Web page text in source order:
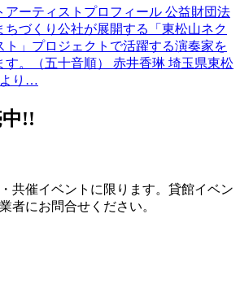
アーティストプロフィール 公益財団法
ちづくり公社が展開する「東松山ネク
ト」プロジェクトで活躍する演奏家を
す。（五十音順） 赤井香琳 埼玉県東松
より…
!!
共催イベントに限ります。 貸館イベン
者にお問合せください。